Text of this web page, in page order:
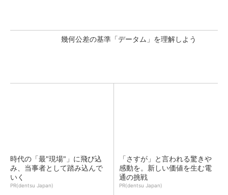
幾何公差の基準「データム」を理解しよう
時代の「最"現場"」に飛び込
み、当事者として踏み込んで
いく
PR(dentsu Japan)
「さすが」と言われる驚きや
感動を。新しい価値を生む電
通の挑戦
PR(dentsu Japan)